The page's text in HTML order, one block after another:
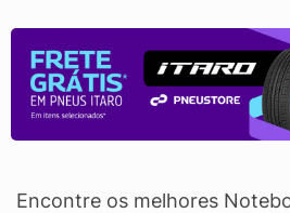
Encontre os melhores